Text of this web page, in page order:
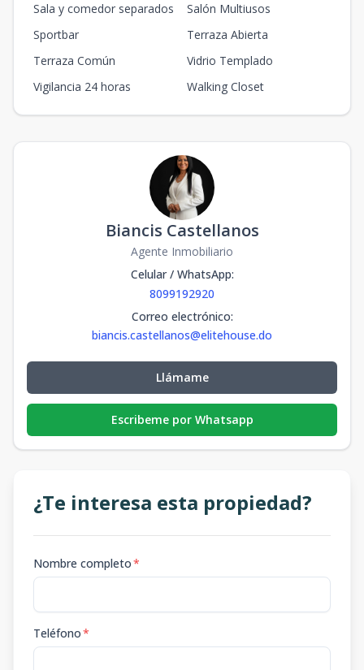
Sala y comedor separados
Salón Multiusos
Sportbar
Terraza Abierta
Terraza Común
Vidrio Templado
Vigilancia 24 horas
Walking Closet
Biancis Castellanos
Agente Inmobiliario
Celular / WhatsApp:
8099192920
Correo electrónico:
biancis.castellanos@elitehouse.do
Llámame
Escribeme por Whatsapp
¿Te interesa esta propiedad?
Nombre completo*
Teléfono*